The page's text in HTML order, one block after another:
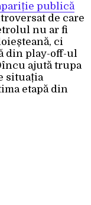
publică
de care
nu ar fi
ci
din play-off-ul
ajută trupa
situația
etapă din